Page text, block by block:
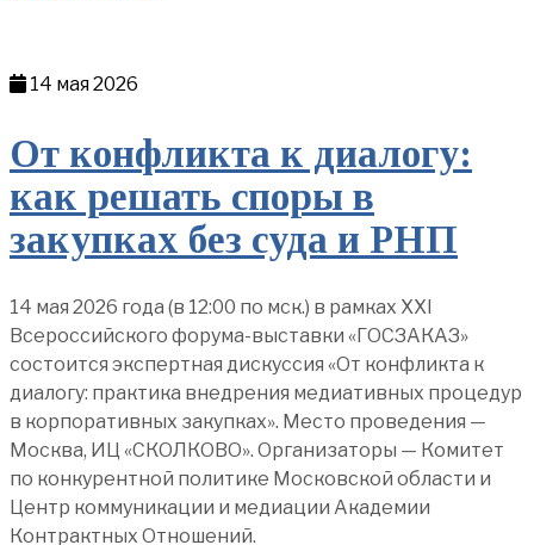
14 мая 2026
От конфликта к диалогу:
как решать споры в
закупках без суда и РНП
14 мая 2026 года (в 12:00 по мск.) в рамках XXI
Всероссийского форума-выставки «ГОСЗАКАЗ»
состоится экспертная дискуссия «От конфликта к
диалогу: практика внедрения медиативных процедур
в корпоративных закупках». Место проведения —
Москва, ИЦ «СКОЛКОВО». Организаторы — Комитет
по конкурентной политике Московской области и
Центр коммуникации и медиации Академии
Контрактных Отношений.